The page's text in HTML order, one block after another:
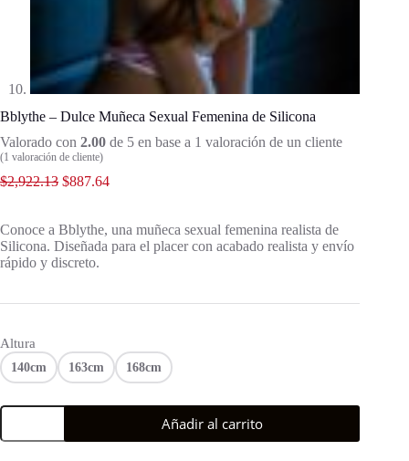
Bblythe – Dulce Muñeca Sexual Femenina de Silicona
Valorado con 2.00 de 5 en base a 1 valoración de un cliente
(1 valoración de cliente)
$2,922.13 $887.64
Conoce a Bblythe, una muñeca sexual femenina realista de
Silicona. Diseñada para el placer con acabado realista y envío
rápido y discreto.
Altura
140cm 163cm 168cm
Añadir al carrito